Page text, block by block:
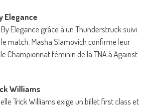
Elegance
Elegance grâce à un Thunderstruck suivi
match, Masha Slamovich confirme leur
Championnat féminin de la TNA à Against
Williams
Trick Williams exige un billet first class et